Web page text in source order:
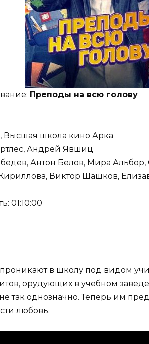
Преподы на всю голову
Высшая школа кино Арка
Андрей Явшиц
Антон Белов, Мира
Виктор Шашков,
01:10:00
в школу под видом
орудующих в учебном
так однозначно. Теперь им
любовь.